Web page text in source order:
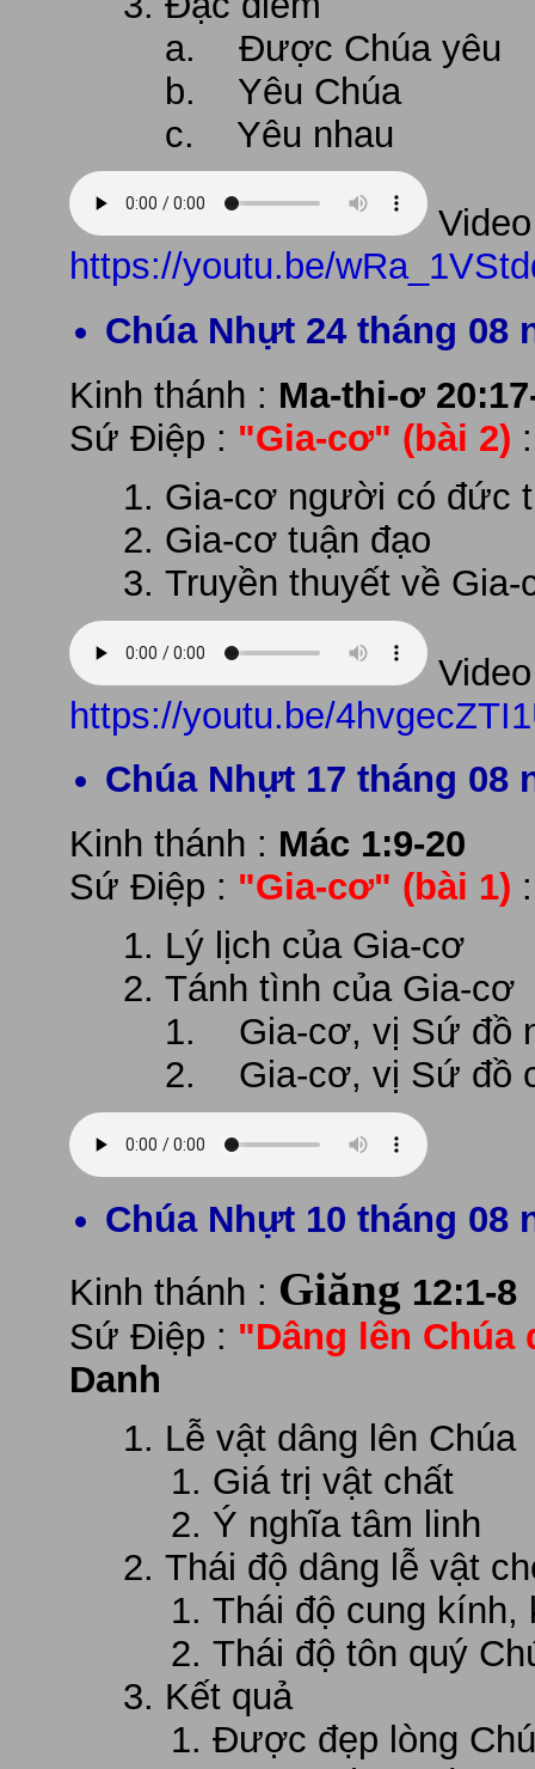
a. Được Chúa yêu
b. Yêu Chúa
c. Yêu nhau
Video
https://youtu.be/
Chúa Nhựt 24 tháng 08
Kinh thánh : Ma-thi-ơ
Sứ Điệp : "Gia-cơ" (bài 2)
Gia-cơ người có đức
Gia-cơ tuận đạo
Truyền thuyết về Gia-
Video
https://youtu.be/
Chúa Nhựt 17 tháng 08
Kinh thánh : Mác 1:9-20
Sứ Điệp : "Gia-cơ" (bài 1)
Lý lịch của Gia-cơ
Tánh tình của Gia-cơ
1. Gia-cơ, vị Sứ đồ
2. Gia-cơ, vị Sứ đồ
Chúa Nhựt 10 tháng 08
Kinh thánh : Giăng 12:1-8
Sứ Điệp : "Dâng lên
Danh
Lễ vật dâng lên Chúa
Giá trị vật chất
Ý nghĩa tâm linh
Thái độ dâng lễ vật
Thái độ cung kính,
Thái độ tôn quý
Kết quả
Được đẹp lòng